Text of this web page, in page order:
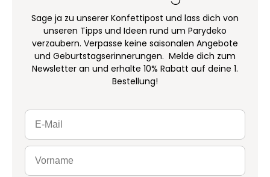
Sage ja zu unserer Konfettipost und lass dich von
unseren Tipps und Ideen rund um Parydeko
verzaubern. Verpasse keine saisonalen Angebote
und Geburtstagserinnerungen. Melde dich zum
Newsletter an und erhalte 10% Rabatt auf deine 1.
Bestellung!